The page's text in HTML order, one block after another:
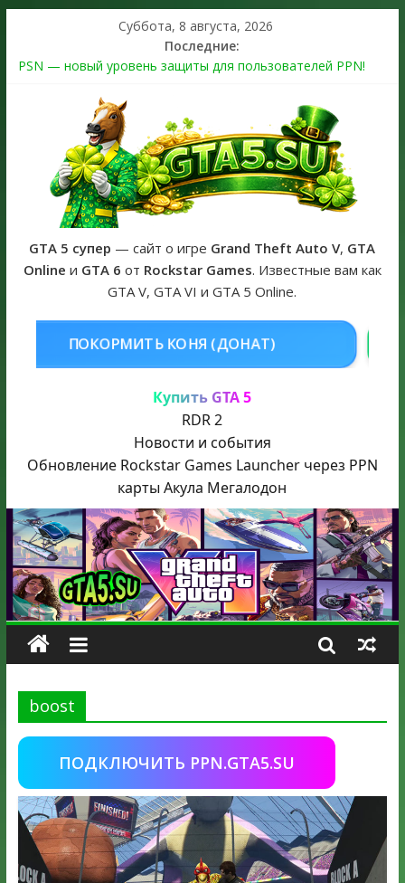
Суббота, 8 августа, 2026
Последние:
PSN — новый уровень защиты для пользователей PPN!
The Kortz Center Heist выйдет в GTA Online уже 14 июля
Регистрация в Rockstar Games Social Club ошибка #1.500.7:
как зарегистрировать аккаунт и войти без проблем в 2026
Получайте особые награды в GTA Online по программе
Fine Art Collector
GTA 6 официальная обложка игры и Предзаказ Grand Theft
Auto VI
GTA 5 супер — сайт о игре Grand Theft Auto V, GTA
Online и GTA 6 от Rockstar Games. Известные вам как
GTA V, GTA VI и GTA 5 Online.
(ДОНАТ) КУПИТЬ GTA 5
Купить GTA 5
RDR 2
Новости и события
Обновление Rockstar Games Launcher через PPN
карты Акула Мегалодон
boost
ПОДКЛЮЧИТЬ PPN.GTA5.SU